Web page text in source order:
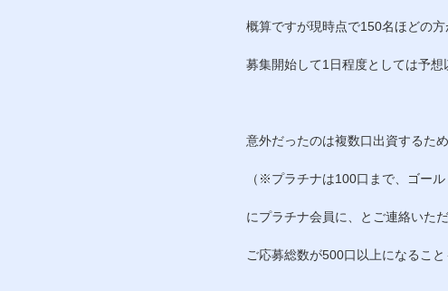
概算ですが現時点で150名ほどの
募集開始して1日程度としては予想
意外だったのは複数口出資するため
（※プラチナは100口まで、ゴー
にプラチナ会員に、とご連絡いた
ご応募総数が500口以上になるこ